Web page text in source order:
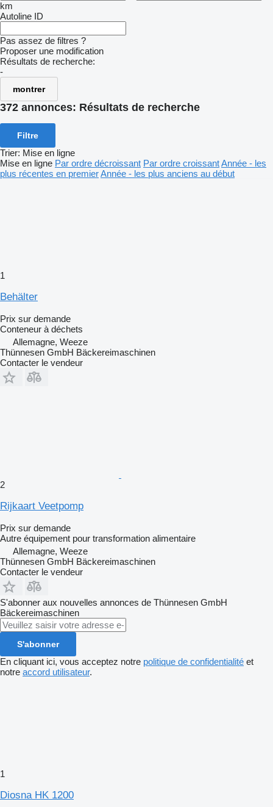
km
Autoline ID
Pas assez de filtres ?
Proposer une modification
Résultats de recherche:
-
montrer
372 annonces: Résultats de recherche
Filtre
Trier: Mise en ligne
Mise en ligne Par ordre décroissant Par ordre croissantAnnée - les
plus récentes en premierAnnée - les plus anciens au début
1
Behälter
Prix sur demande
Conteneur à déchets
Allemagne, Weeze
Thünnesen GmbH Bäckereimaschinen
Contacter le vendeur
2
Rijkaart Veetpomp
Prix sur demande
Autre équipement pour transformation alimentaire
Allemagne, Weeze
Thünnesen GmbH Bäckereimaschinen
Contacter le vendeur
S'abonner aux nouvelles annonces de Thünnesen GmbH
Bäckereimaschinen
S'abonner
En cliquant ici, vous acceptez notre politique de confidentialité et
notre accord utilisateur.
1
Diosna HK 1200